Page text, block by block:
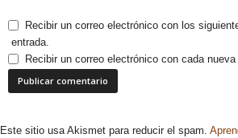
Recibir un correo electrónico con los
entrada.
Recibir un correo electrónico con cada nueva
Este sitio usa Akismet para reducir el spam.